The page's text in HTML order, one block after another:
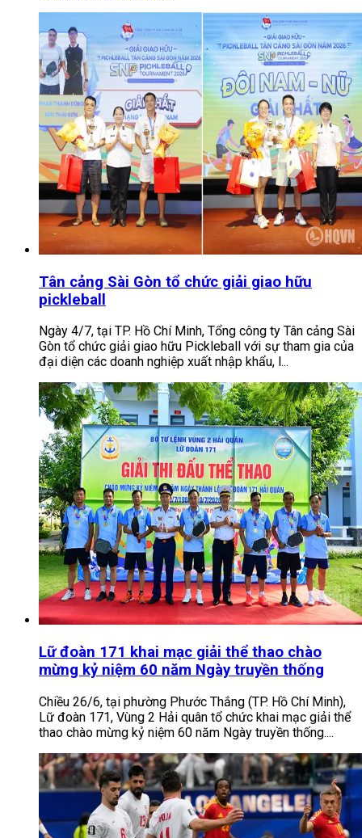
Tân cảng Sài Gòn tổ chức giải giao hữu
pickleball
Ngày 4/7, tại TP. Hồ Chí Minh, Tổng công ty Tân cảng Sài
Gòn tổ chức giải giao hữu Pickleball với sự tham gia của
đại diện các doanh nghiệp xuất nhập khẩu, l...
Lữ đoàn 171 khai mạc giải thể thao chào
mừng kỷ niệm 60 năm Ngày truyền thống
Chiều 26/6, tại phường Phước Thắng (TP. Hồ Chí Minh),
Lữ đoàn 171, Vùng 2 Hải quân tổ chức khai mạc giải thể
thao chào mừng kỷ niệm 60 năm Ngày truyền thống....